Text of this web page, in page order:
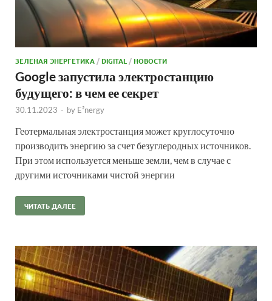
ЗЕЛЕНАЯ ЭНЕРГЕТИКА /DIGITAL /НОВОСТИ
Google запустила электростанцию
будущего: в чем ее секрет
30.11.2023 - by E²nergy
Геотермальная электростанция может круглосуточно
производить энергию за счет безуглеродных источников.
При этом используется меньше земли, чем в случае с
другими источниками чистой энергии
ЧИТАТЬ ДАЛЕЕ